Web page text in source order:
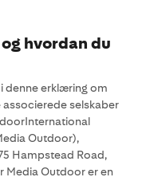
hvordan du
denne erklæring om
selskaber
Outdoor),
Hampstead Road,
Media Outdoor er en